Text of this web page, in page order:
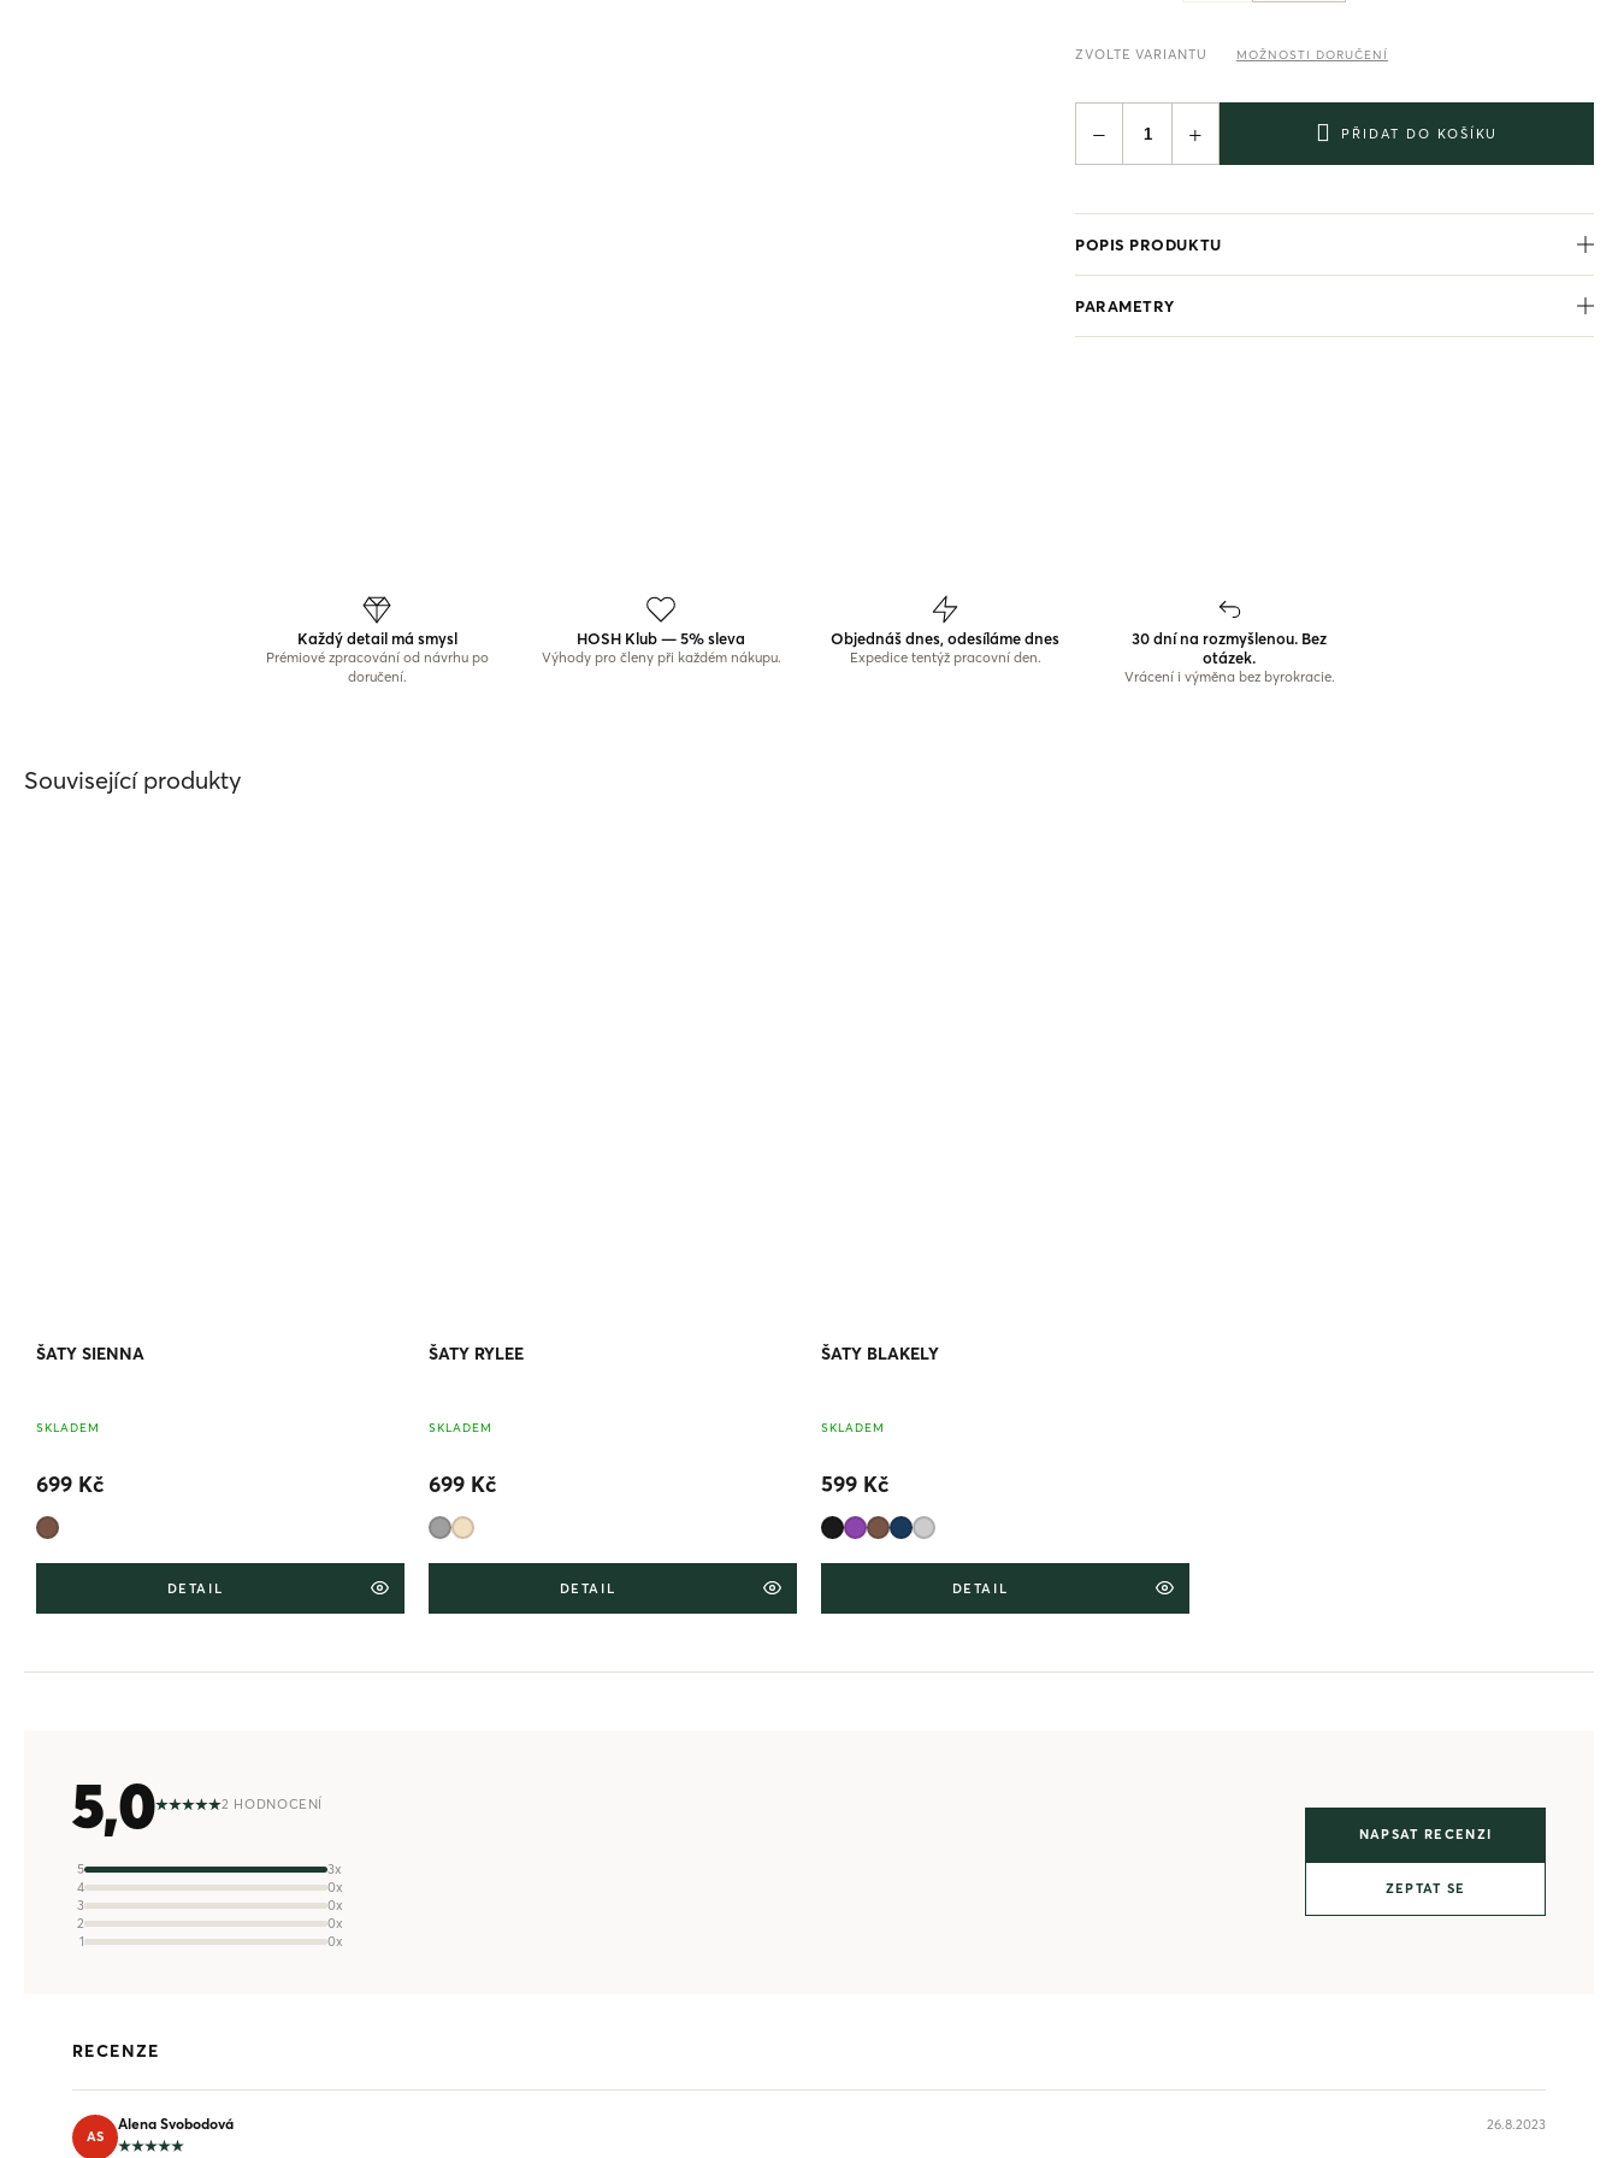
ZVOLTE VARIANTU MOŽNOSTI DORUČENÍ
+
− PŘIDAT DO KOŠÍKU
POPIS PRODUKTU
PARAMETRY
Každý detail má smysl
Prémiové zpracování od návrhu po
doručení.
HOSH Klub — 5% sleva
Výhody pro členy při každém nákupu.
Objednáš dnes, odesíláme dnes
Expedice tentýž pracovní den.
30 dní na rozmyšlenou. Bez
otázek.
Vrácení i výměna bez byrokracie.
Související produkty
ŠATY SIENNA
SKLADEM
699 Kč
DETAIL
ŠATY RYLEE
SKLADEM
699 Kč
DETAIL
ŠATY BLAKELY
SKLADEM
599 Kč
DETAIL
5,0 2 HODNOCENÍ
5
3x
4
0x
3
0x
2
0x
1
0x
NAPSAT RECENZI
ZEPTAT SE
RECENZE
AS
Alena Svobodová 26.8.2023